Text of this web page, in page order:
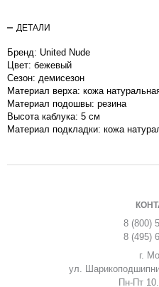
ДЕТАЛИ
Бренд: United Nude
Цвет: бежевый
Сезон: демисезон
Материал верха: кожа
Материал подошвы: резина
Высота каблука: 5 см
Материал подкладки: кожа
8 (800)
8 (495)
г.
ул.
Пн-Пт